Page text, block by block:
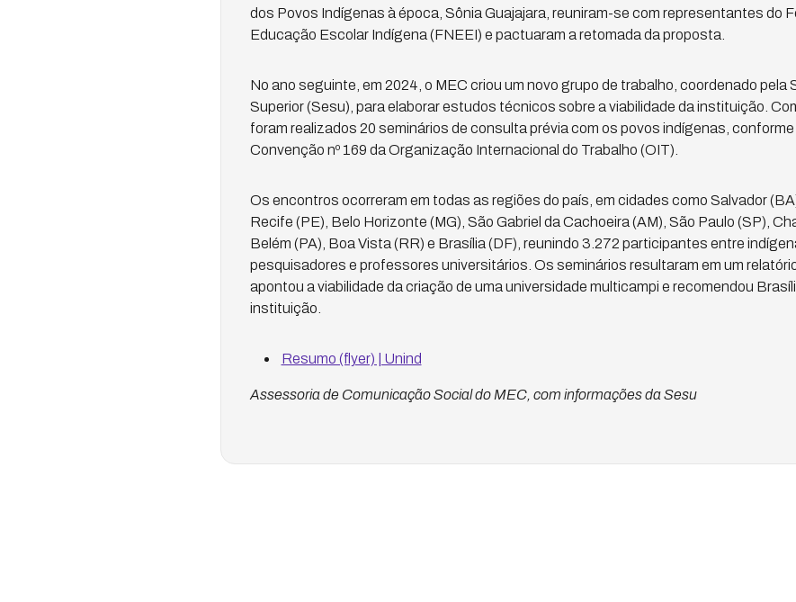
dos Povos Indígenas à época, Sônia Guajajara, reuniram-se com representantes do
Educação Escolar Indígena (FNEEI) e pactuaram a retomada da proposta.
No ano seguinte, em 2024, o MEC criou um novo grupo de trabalho, coordenado pela
Superior (Sesu), para elaborar estudos técnicos sobre a viabilidade da instituição.
foram realizados 20 seminários de consulta prévia com os povos indígenas, conforme
Convenção nº 169 da Organização Internacional do Trabalho (OIT).
Os encontros ocorreram em todas as regiões do país, em cidades como Salvador
Recife (PE), Belo Horizonte (MG), São Gabriel da Cachoeira (AM), São Paulo (SP),
Belém (PA), Boa Vista (RR) e Brasília (DF), reunindo 3.272 participantes entre
pesquisadores e professores universitários. Os seminários resultaram em um
apontou a viabilidade da criação de uma universidade multicampi e recomendou
instituição.
Resumo (flyer) | Unind
Assessoria de Comunicação Social do MEC, com informações da Sesu